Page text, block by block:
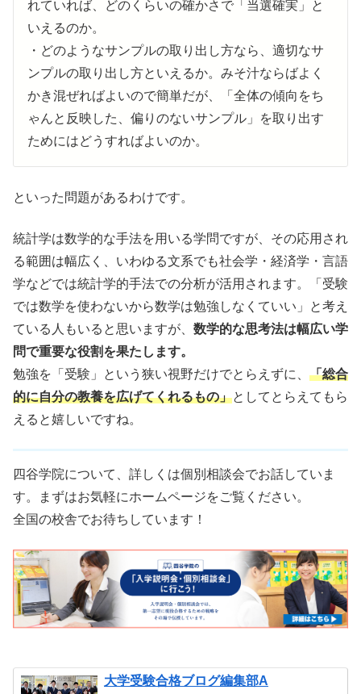
れていれば、どのくらいの確かさで「当選確実」と
いえるのか。
・どのようなサンプルの取り出し方なら、適切なサ
ンプルの取り出し方といえるか。みそ汁ならばよく
かき混ぜればよいので簡単だが、「全体の傾向をち
ゃんと反映した、偏りのないサンプル」を取り出す
ためにはどうすればよいのか。
といった問題があるわけです。
統計学は数学的な手法を用いる学問ですが、その応用され
る範囲は幅広く、いわゆる文系でも社会学・経済学・言語
学などでは統計学的手法での分析が活用されます。「受験
では数学を使わないから数学は勉強しなくていい」と考え
ている人もいると思いますが、 数学的な思考法は幅広い学
問で重要な役割を果たします。
勉強を「受験」という狭い視野だけでとらえずに、 「総合
的に自分の教養を広げてくれるもの」としてとらえてもら
えると嬉しいですね。
四谷学院について、詳しくは個別相談会でお話していま
す。まずはお気軽にホームページをご覧ください。
全国の校舎でお待ちしています！
大学受験合格ブログ編集部A